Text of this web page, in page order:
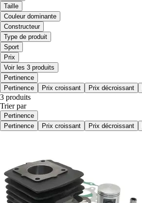
Taille
Couleur dominante
Constructeur
Type de produit
Sport
Prix
Voir les 3 produits
Pertinence
Pertinence
Prix croissant Prix décroissant
3 produits
Trier par
Pertinence
Pertinence
Prix croissant Prix décroissant